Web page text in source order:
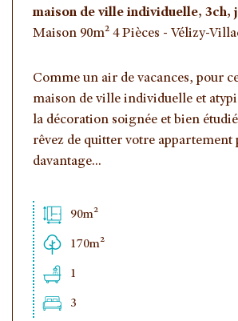
maison de ville individuelle, 3ch,
Maison 90m² 4 Pièces - Vélizy-
Comme un air de vacances, pour
maison de ville individuelle et
la décoration soignée et bien
rêvez de quitter votre appartement
davantage...
90m²
170m²
1
3